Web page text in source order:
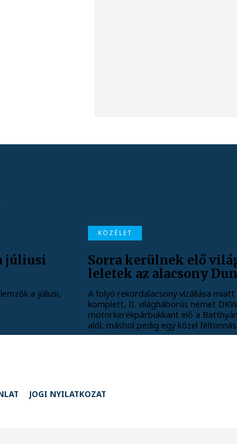
júliusi
a júliusi,
KÖZÉLET
Sorra kerülnek elő
leletek az alacsony
A folyó rekordalacsony vízállása miatt
komplett, II. világháborús német
motorkerékpárbukkant elő a
alól, máshol pedig egy közel
JOGI NYILATKOZAT